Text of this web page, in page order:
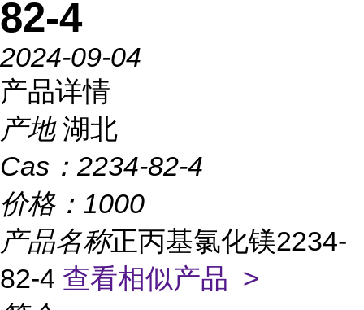
82-4
2024-09-04
产品详情
产地 湖北
Cas： 2234-82-4
价格： 1000
产品名称正丙基氯化镁2234-
82-4 查看相似产品 >